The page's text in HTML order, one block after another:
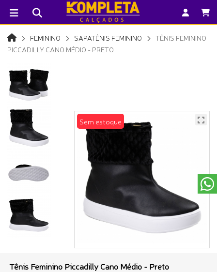
FEMININO SAPATÊNIS FEMININO
TÊNIS FEMININO
PICCADILLY CANO MÉDIO - PRETO
Sem estoque
Tênis Feminino Piccadilly Cano Médio - Preto